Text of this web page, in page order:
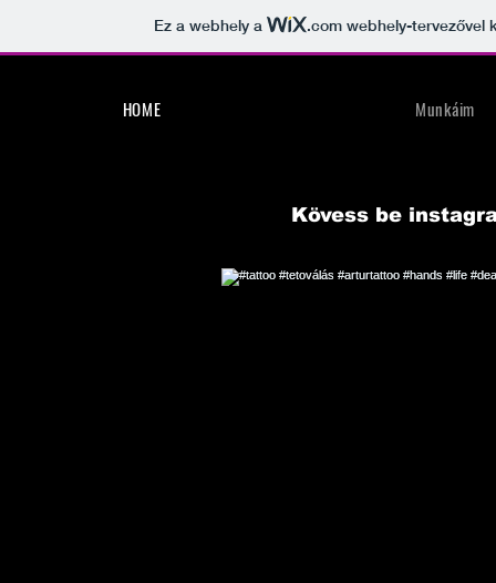
Ez a webhely a .comwebhely-tervezővel
HOME Munkáim
Kövess be